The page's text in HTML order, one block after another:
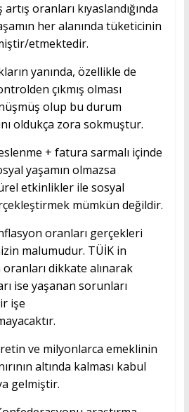
oranları kıyaslandığında
her alanında tüketicinin
etmektedir.
yanında, özellikle de
çıkmış olması
olup bu durum
oldukça zora sokmuştur.
+ fatura sarmalı içinde
yaşamın olmazsa
etkinlikler ile sosyal
mümkün değildir.
oranları gerçekleri
malumudur. TÜİK in
oranları dikkate alınarak
ise yaşanan sorunları
işe
ve milyonlarca emeklinin
altında kalması kabul
gelmiştir.